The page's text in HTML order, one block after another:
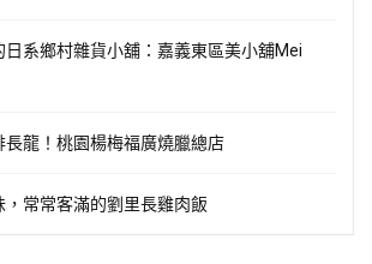
日系鄉村雜貨小舖：嘉義東區美小舖Mei
長龍！桃園楊梅福廣燒臘總店
，常常客滿的劉里長雞肉飯